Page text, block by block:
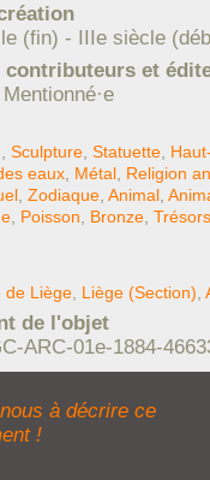
(fin) - IIIe siècle
contributeurs et
Sculpture Statuette
eaux Métal Religion
Zodiaque Animal
Poisson Bronze
de Liège Liège (Section)
de l'objet
ARC-01e-1884-
à décrire ce
!